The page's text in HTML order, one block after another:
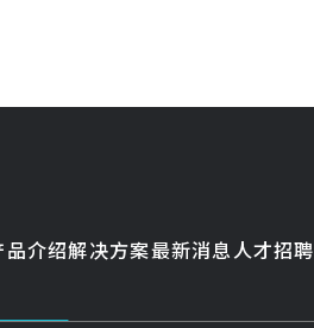
品介绍解决方案最新消息人才招聘